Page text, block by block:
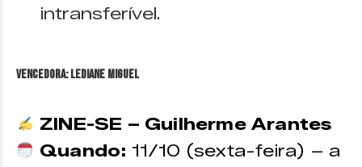
intransferível.
VENCEDORA: Lediane Miguel
ZINE-SE – Guilherme Arantes
Quando: 11/10 (sexta-feira) – a